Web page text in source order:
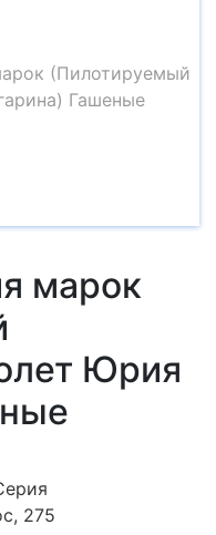
(Пилотируемый
Гашеные
марок
Юрия